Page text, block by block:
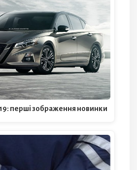
перші зображення новинки